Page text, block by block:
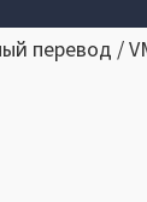
перевод /